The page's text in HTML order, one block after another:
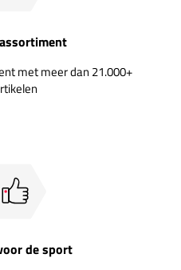
met meer dan 21.000+
de sport